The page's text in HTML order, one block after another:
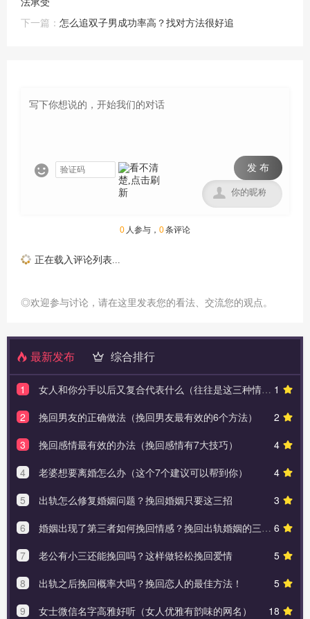
下一篇： 怎么追双子男成功率高？找对方法很好追
 发 布

0 人参与， 0条评论
正在载入评论列表...
◎欢迎参与讨论，请在这里发表您的看法、交流您的观点。
最新发布 综合排行
1
1
女人和你分手以后又复合代表什么（往往是这三种情况）
2
2
挽回男友的正确做法（挽回男友最有效的6个方法）
4
3
挽回感情最有效的办法（挽回感情有7大技巧）
4
4
老婆想要离婚怎么办（这个7个建议可以帮到你）
3
5
出轨怎么修复婚姻问题？挽回婚姻只要这三招
6
6
婚姻出现了第三者如何挽回情感？挽回出轨婚姻的三个方法
5
7
老公有小三还能挽回吗？这样做轻松挽回爱情
5
8
出轨之后挽回概率大吗？挽回恋人的最佳方法！
18
9
女士微信名字高雅好听（女人优雅有韵味的网名）